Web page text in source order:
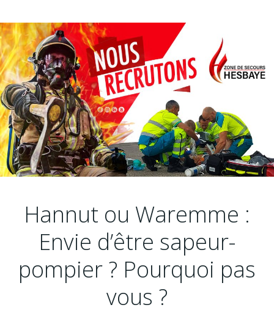
Hannut ou Waremme :
Envie d’être sapeur-
pompier ? Pourquoi pas
vous ?